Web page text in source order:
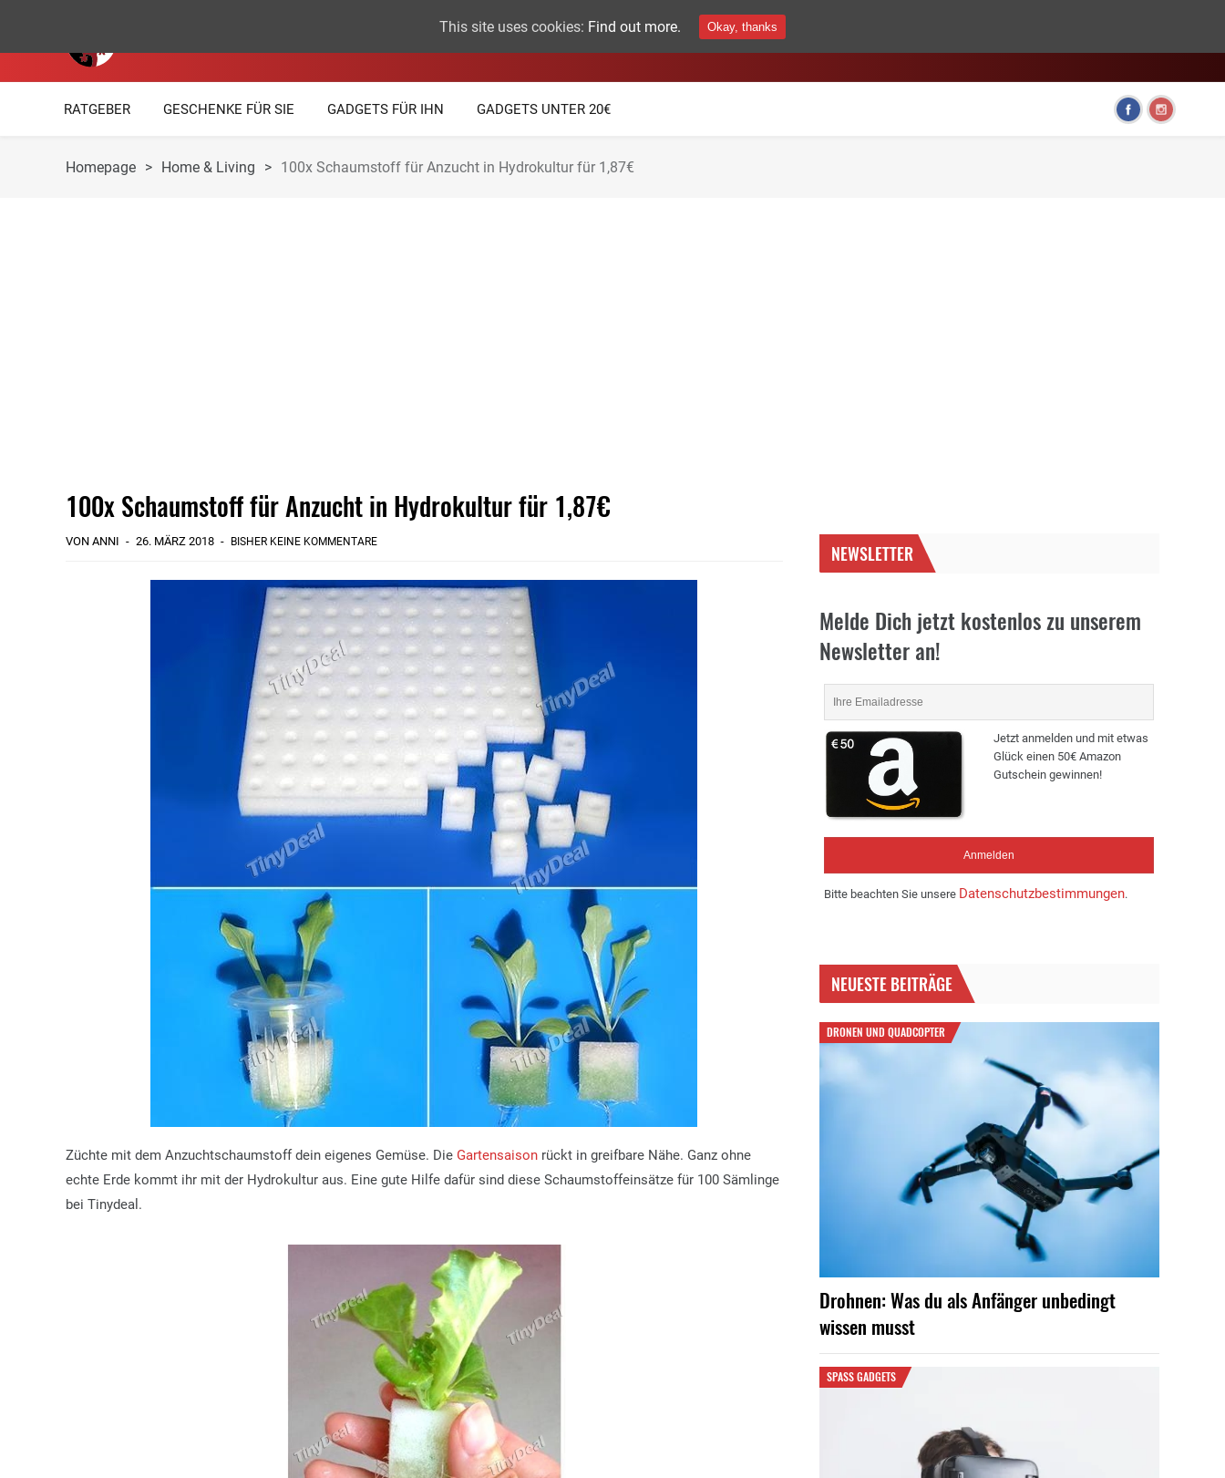
TECHNIK GADGETS
RATGEBER GESCHENKE FÜR SIE GADGETS FÜR IHN GADGETS UNTER 20€
Homepage > Home & Living > 100x Schaumstoff für Anzucht in Hydrokultur für 1,87€
100x Schaumstoff für Anzucht in Hydrokultur für 1,87€
VON ANNI 26. MÄRZ 2018 BISHER KEINE KOMMENTARE
Züchte mit dem Anzuchtschaumstoff dein eigenes Gemüse. Die Gartensaison rückt in greifbare Nähe. Ganz ohne
echte Erde kommt ihr mit der Hydrokultur aus. Eine gute Hilfe dafür sind diese Schaumstoffeinsätze für 100 Sämlinge
bei Tinydeal.
NEWSLETTER
Melde Dich jetzt kostenlos zu unserem
Newsletter an!
Jetzt anmelden und mit etwas
Glück einen 50€ Amazon
Gutschein gewinnen!
Bitte beachten Sie unsere Datenschutzbestimmungen.
NEUESTE BEITRÄGE
DRONEN UND QUADCOPTER
Drohnen: Was du als Anfänger unbedingt
wissen musst
SPASS GADGETS
This site uses cookies: Find out more. Okay, thanks